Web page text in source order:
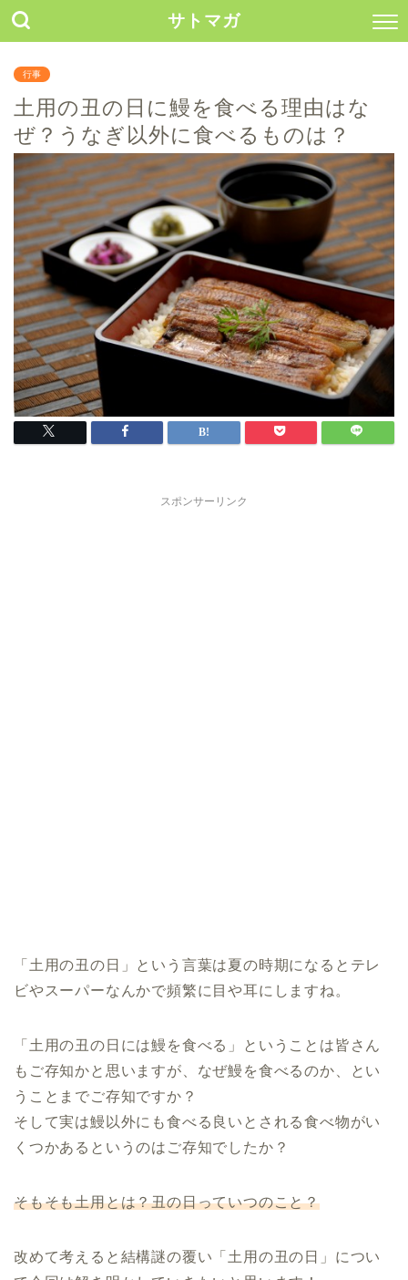
サトマガ
行事
土用の丑の日に鰻を食べる理由はな
ぜ？うなぎ以外に食べるものは？
スポンサーリンク
「土用の丑の日」という言葉は夏の時期になるとテレ
ビやスーパーなんかで頻繁に目や耳にしますね。
「土用の丑の日には鰻を食べる」ということは皆さん
もご存知かと思いますが、なぜ鰻を食べるのか、とい
うことまでご存知ですか？
そして実は鰻以外にも食べる良いとされる食べ物がい
くつかあるというのはご存知でしたか？
そもそも土用とは？丑の日っていつのこと？
改めて考えると結構謎の覆い「土用の丑の日」につい